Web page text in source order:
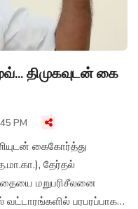
திமுகவுடன் கை
PM
கைகோர்த்து
தேர்தல்
மறுபரிசீலனை
பரபரப்பாகப்